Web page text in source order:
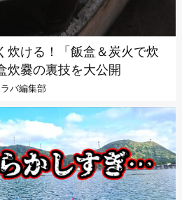
炊ける！「飯盒＆炭火で炊
炊爨の裏技を大公開
バ編集部